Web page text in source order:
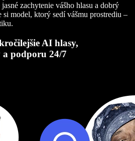
zachytenie vášho hlasu a dobrý
model, ktorý sedí vášmu prostrediu –
AI hlasy,
a podporu 24/7